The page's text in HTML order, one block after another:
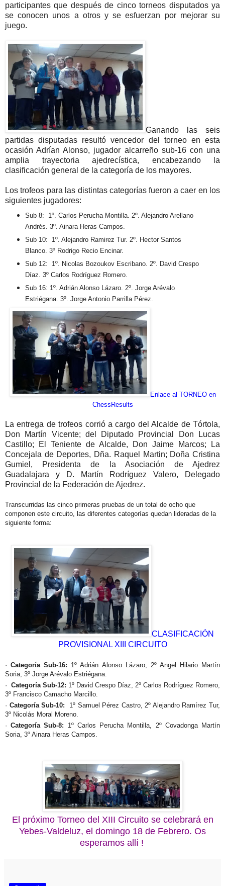
participantes que después de cinco torneos disputados ya
se conocen unos a otros y se esfuerzan por mejorar su
juego.
Ganando las seis
partidas disputadas resultó vencedor del torneo en esta
ocasión Adrían Alonso, jugador alcarreño sub-16 con una
amplia trayectoria ajedrecística, encabezando la
clasificación general de la categoría de los mayores.
Los trofeos para las distintas categorías fueron a caer en los
siguientes jugadores:
Sub 8: 1º. Carlos Perucha Montilla. 2º. Alejandro Arellano
Andrés. 3º. Ainara Heras Campos.
Sub 10: 1º. Alejandro Ramirez Tur. 2º. Hector Santos
Blanco. 3º Rodrigo Recio Encinar.
Sub 12: 1º. Nicolas Bozoukov Escribano. 2º. David Crespo
Díaz. 3º Carlos Rodríguez Romero.
Sub 16: 1º. Adrián Alonso Lázaro. 2º. Jorge Arévalo
Estriégana. 3º. Jorge Antonio Parrilla Pérez.
Enlace al TORNEO en
ChessResults
La entrega de trofeos corrió a cargo del Alcalde de Tórtola,
Don Martín Vicente; del Diputado Provincial Don Lucas
Castillo; El Teniente de Alcalde, Don Jaime Marcos; La
Concejala de Deportes, Dña. Raquel Martin; Doña Cristina
Gumiel, Presidenta de la Asociación de Ajedrez
Guadalajara y D. Martín Rodríguez Valero, Delegado
Provincial de la Federación de Ajedrez.
Transcurridas las cinco primeras pruebas de un total de ocho que
componen este circuito, las diferentes categorías quedan lideradas de la
siguiente forma:
CLASIFICACIÓN
PROVISIONAL XIII CIRCUITO
· Categoría Sub-16: 1º Adrián Alonso Lázaro, 2º Angel Hilario Martín
Soria, 3º Jorge Arévalo Estriégana.
· Categoría Sub-12: 1º David Crespo Díaz, 2º Carlos Rodríguez Romero,
3º Francisco Camacho Marcillo.
· Categoría Sub-10: 1º Samuel Pérez Castro, 2º Alejandro Ramírez Tur,
3º Nicolás Moral Moreno.
· Categoría Sub-8: 1º Carlos Perucha Montilla, 2º Covadonga Martín
Soria, 3º Ainara Heras Campos.
El próximo Torneo del XIII Circuito se celebrará en
Yebes-Valdeluz, el domingo 18 de Febrero. Os
esperamos allí !